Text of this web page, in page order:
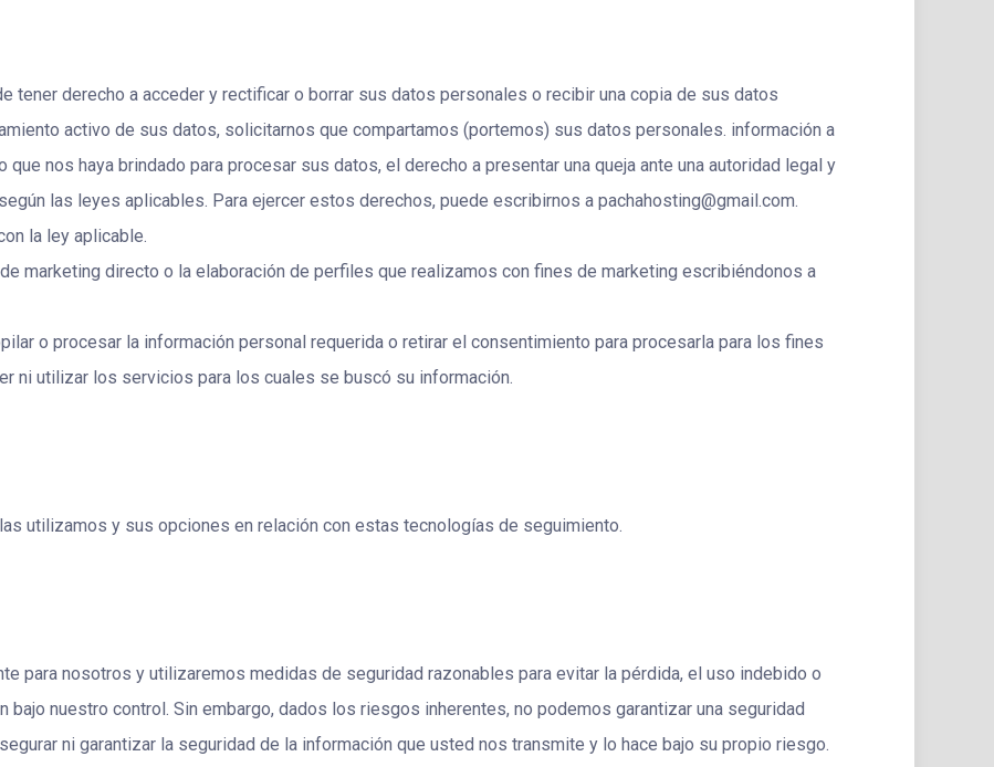
tener derecho a acceder y rectificar o borrar sus datos personales o recibir una copia de sus datos
activo de sus datos, solicitarnos que compartamos (portemos) sus datos personales. información a
nos haya brindado para procesar sus datos, el derecho a presentar una queja ante una autoridad legal y
las leyes aplicables. Para ejercer estos derechos, puede escribirnos a pachahosting@gmail.com.
la ley aplicable.
marketing directo o la elaboración de perfiles que realizamos con fines de marketing escribiéndonos a
o procesar la información personal requerida o retirar el consentimiento para procesarla para los fines
ni utilizar los servicios para los cuales se buscó su información.
utilizamos y sus opciones en relación con estas tecnologías de seguimiento.
para nosotros y utilizaremos medidas de seguridad razonables para evitar la pérdida, el uso indebido o
bajo nuestro control. Sin embargo, dados los riesgos inherentes, no podemos garantizar una seguridad
ni garantizar la seguridad de la información que usted nos transmite y lo hace bajo su propio riesgo.